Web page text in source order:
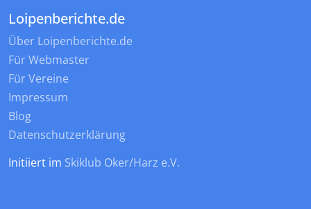
Loipenberichte.de
Über Loipenberichte.de
Für Webmaster
Für Vereine
Impressum
Blog
Datenschutzerklärung
Initiiert im Skiklub Oker/Harz e.V.